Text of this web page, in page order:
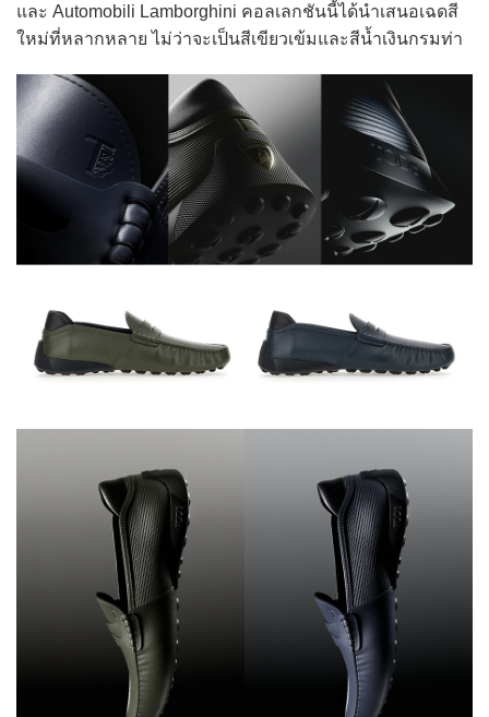
และ Automobili Lamborghini คอลเลกชันนี้ได้นำเสนอเฉดสี
ใหม่ที่หลากหลาย ไม่ว่าจะเป็นสีเขียวเข้มและสีน้ำเงินกรมท่า